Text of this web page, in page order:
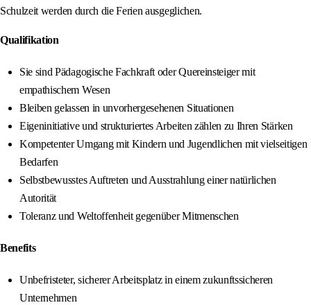
Schulzeit werden durch die Ferien ausgeglichen.
Qualifikation
Sie sind Pädagogische Fachkraft oder Quereinsteiger mit
empathischem Wesen
Bleiben gelassen in unvorhergesehenen Situationen
Eigeninitiative und strukturiertes Arbeiten zählen zu Ihren Stärken
Kompetenter Umgang mit Kindern und Jugendlichen mit vielseitigen
Bedarfen
Selbstbewusstes Auftreten und Ausstrahlung einer natürlichen
Autorität
Toleranz und Weltoffenheit gegenüber Mitmenschen
Benefits
Unbefristeter, sicherer Arbeitsplatz in einem zukunftssicheren
Unternehmen